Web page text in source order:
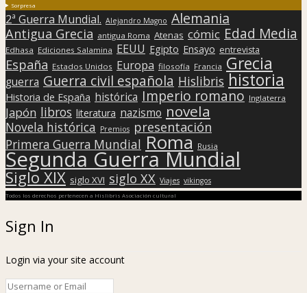
Sorpresa
2ª Guerra Mundial. Alejandro Magno Alemania
Antigua Grecia antigua Roma Atenas cómic Edad Media
Edhasa Ediciones Salamina EEUU Egipto Ensayo entrevista
España Estados Unidos Europa filosofía Francia Grecia
guerra Guerra civil española Hislibris historia
Historia de España histórica Imperio romano Inglaterra
Japón libros literatura nazismo novela
Novela histórica Premios presentación
Primera Guerra Mundial Roma Rusia
Segunda Guerra Mundial
Siglo XIX siglo XVI siglo XX Viajes vikingos
Todos los derechos pertenecen a Hislibris Asociación cultural
Sign In
Login via your site account